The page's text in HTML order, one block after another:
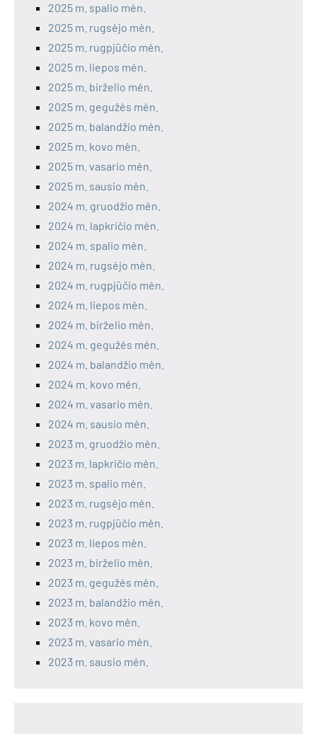
2025 m. spalio mėn.
2025 m. rugsėjo mėn.
2025 m. rugpjūčio mėn.
2025 m. liepos mėn.
2025 m. birželio mėn.
2025 m. gegužės mėn.
2025 m. balandžio mėn.
2025 m. kovo mėn.
2025 m. vasario mėn.
2025 m. sausio mėn.
2024 m. gruodžio mėn.
2024 m. lapkričio mėn.
2024 m. spalio mėn.
2024 m. rugsėjo mėn.
2024 m. rugpjūčio mėn.
2024 m. liepos mėn.
2024 m. birželio mėn.
2024 m. gegužės mėn.
2024 m. balandžio mėn.
2024 m. kovo mėn.
2024 m. vasario mėn.
2024 m. sausio mėn.
2023 m. gruodžio mėn.
2023 m. lapkričio mėn.
2023 m. spalio mėn.
2023 m. rugsėjo mėn.
2023 m. rugpjūčio mėn.
2023 m. liepos mėn.
2023 m. birželio mėn.
2023 m. gegužės mėn.
2023 m. balandžio mėn.
2023 m. kovo mėn.
2023 m. vasario mėn.
2023 m. sausio mėn.